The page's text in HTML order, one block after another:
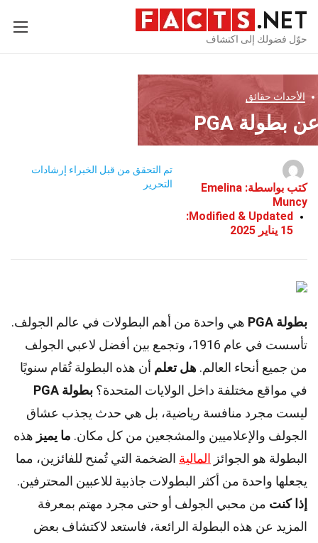
حوّل فضولك إلى اكتشاف
الأحداث حقائق
كتب بواسطة: Emelina
Muncy
Modified & Updated:
15 يناير 2025
تم التحقق من قبل الخبراء إرشادات
التحرير
بطولة PGA
هي واحدة من أهم البطولات في عالم الجولف.
تأسست في عام 1916، وتجمع بين أفضل لاعبي الجولف
من جميع أنحاء العالم. هل تعلم أن هذه البطولة تُقام سنويًا
في مواقع مختلفة داخل الولايات المتحدة؟ بطولة PGA
ليست مجرد منافسة رياضية، بل هي حدث يجذب عشاق
الجولف والإعلاميين والمشجعين من كل مكان. ما يميز هذه
البطولة هو الجوائز المالية الضخمة التي تُمنح للفائزين، مما
يجعلها واحدة من أكثر البطولات جاذبية للاعبين المحترفين.
إذا كنت من محبي الجولف أو حتى مجرد مهتم بمعرفة
المزيد عن هذه البطولة الرائعة، فاستعد لاكتشاف بعض